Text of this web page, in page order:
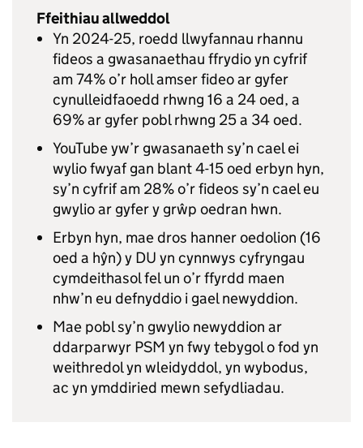
Ffeithiau allweddol
Yn 2024-25, roedd llwyfannau rhannu
fideos a gwasanaethau ffrydio yn cyfrif
am 74% o’r holl amser fideo ar gyfer
cynulleidfaoedd rhwng 16 a 24 oed, a
69% ar gyfer pobl rhwng 25 a 34 oed.
YouTube yw’r gwasanaeth sy’n cael ei
wylio fwyaf gan blant 4-15 oed erbyn hyn,
sy’n cyfrif am 28% o’r fideos sy’n cael eu
gwylio ar gyfer y grŵp oedran hwn.
Erbyn hyn, mae dros hanner oedolion (16
oed a hŷn) y DU yn cynnwys cyfryngau
cymdeithasol fel un o’r ffyrdd maen
nhw’n eu defnyddio i gael newyddion.
Mae pobl sy’n gwylio newyddion ar
ddarparwyr PSM yn fwy tebygol o fod yn
weithredol yn wleidyddol, yn wybodus,
ac yn ymddiried mewn sefydliadau.